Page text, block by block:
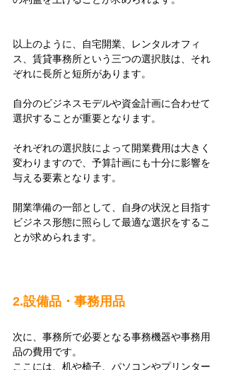
以上のように、自宅開業、レンタルオフィ
ス、賃貸事務所という三つの選択肢は、それ
ぞれに長所と短所があります。
自分のビジネスモデルや資金計画に合わせて
選択することが重要となります。
それぞれの選択肢によって開業費用は大きく
変わりますので、予算計画にも十分に影響を
与える要素となります。
開業準備の一部として、自身の状況と目指す
ビジネス形態に照らして最適な選択をするこ
とが求められます。
2.設備品・事務用品
次に、事務所で必要となる事務機器や事務用
品の費用です。
ここには、机や椅子、パソコンやプリンター